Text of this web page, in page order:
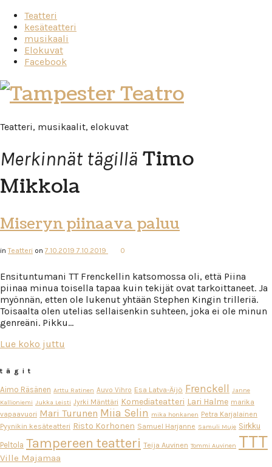
Teatteri
kesäteatteri
musikaali
Elokuvat
Facebook
Tampester
Teatro
Teatteri, musikaalit, elokuvat
Merkinnät tägillä Timo
Mikkola
Miseryn piinaava paluu
inTeatteri on 7.10.2019 7.10.2019 0
Ensituntumani TT Frenckellin katsomossa oli, että Piina
piinaa minua toisella tapaa kuin tekijät ovat tarkoittaneet. Ja
myönnän, etten ole lukenut yhtään Stephen Kingin trilleriä.
Toisaalta olen utelias sellaisenkin suhteen, joka ei ole minun
genreäni. Pikku…
Lue koko juttu
tägit
Aimo Räsänen Arttu Ratinen Auvo Vihro Esa Latva-Äijö Frenckell Janne
Kallioniemi Jukka Leisti Jyrki Mänttäri Komediateatteri Lari Halme marika
vapaavuori Mari Turunen Miia Selin mika honkanen Petra Karjalainen
Pyynikin kesäteatteri Risto Korhonen Samuel Harjanne Samuli Muje Sirkku
Peltola Tampereen teatteri Teija Auvinen Tommi Auvinen TTT
Ville Majamaa